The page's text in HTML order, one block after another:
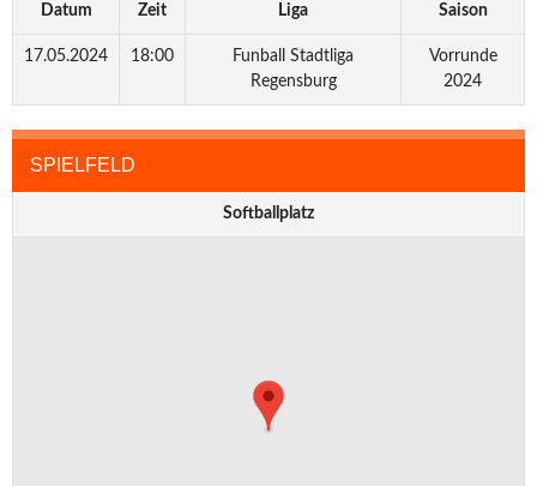
Datum Zeit Liga Saison
17.05.2024 18:00
Funball Stadtliga
Regensburg
Vorrunde
2024
SPIELFELD
Softballplatz